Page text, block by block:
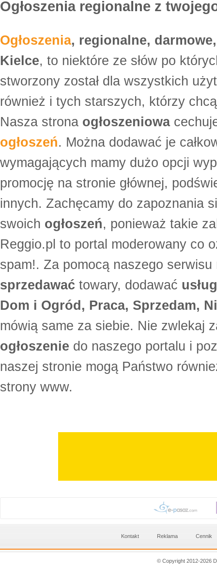
Ogłoszenia regionalne z
Ogłoszenia, regionalne,
Kielce, to niektóre ze słów po
stworzony został dla wszystkich
również i tych starszych, którzy
Nasza strona ogłoszeniowa
ogłoszeń. Można dodawać je
wymagających mamy dużo opcji
promocję na stronie głównej,
innych. Zachęcamy do zapoznania
swoich ogłoszeń, ponieważ takie
Reggio.pl to portal moderowany co
spam!. Za pomocą naszego
sprzedawać towary, dodawać
Dom i Ogród, Praca, Sprzedam,
mówią same za siebie. Nie zwlekaj
ogłoszenie do naszego portalu i
naszej stronie mogą Państwo
strony www.
Kontakt Reklama Cennik
© Copyright 2012-2026